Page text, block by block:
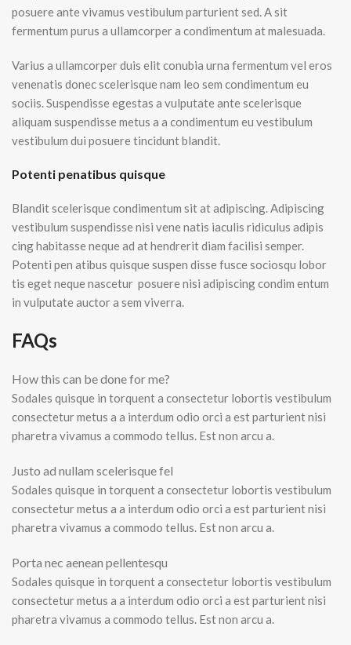
posuere ante vivamus vestibulum parturient sed. A sit
fermentum purus a ullamcorper a condimentum at malesuada.
Varius a ullamcorper duis elit conubia urna fermentum vel eros
venenatis donec scelerisque nam leo sem condimentum eu
sociis. Suspendisse egestas a vulputate ante scelerisque
aliquam suspendisse metus a a condimentum eu vestibulum
vestibulum dui posuere tincidunt blandit.
Potenti penatibus quisque
Blandit scelerisque condimentum sit at adipiscing. Adipiscing
vestibulum suspendisse nisi vene natis iaculis ridiculus adipis
cing habitasse neque ad at hendrerit diam facilisi semper.
Potenti pen atibus quisque suspen disse fusce sociosqu lobor
tis eget neque nascetur posuere nisi adipiscing condim entum
in vulputate auctor a sem viverra.
FAQs
How this can be done for me?
Sodales quisque in torquent a consectetur lobortis vestibulum
consectetur metus a a interdum odio orci a est parturient nisi
pharetra vivamus a commodo tellus. Est non arcu a.
Justo ad nullam scelerisque fel
Sodales quisque in torquent a consectetur lobortis vestibulum
consectetur metus a a interdum odio orci a est parturient nisi
pharetra vivamus a commodo tellus. Est non arcu a.
Porta nec aenean pellentesqu
Sodales quisque in torquent a consectetur lobortis vestibulum
consectetur metus a a interdum odio orci a est parturient nisi
pharetra vivamus a commodo tellus. Est non arcu a.